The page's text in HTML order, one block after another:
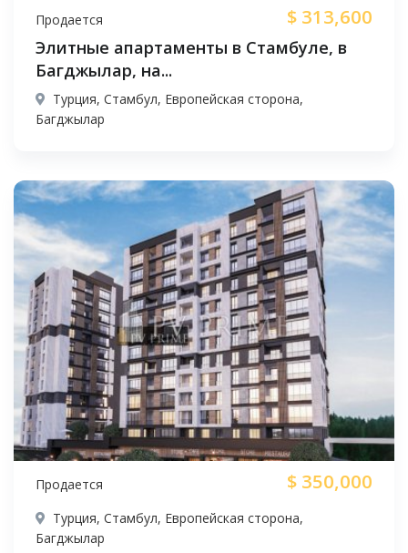
Продается $ 313,600
Элитные апартаменты в Стамбуле, в
Багджылар, на...
Турция, Стамбул, Европейская сторона,
Багджылар
Продается $ 350,000
Турция, Стамбул, Европейская сторона,
Багджылар